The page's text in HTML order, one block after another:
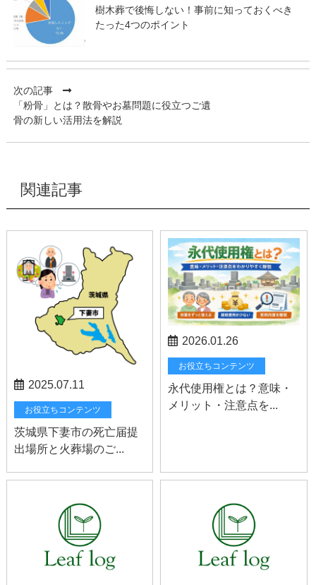
樹木葬で後悔しない！事前に知っておくべき
たった4つのポイント
次の記事
「粉骨」とは？散骨やお墓問題に役立つご遺
骨の新しい活用法を解説
関連記事
2025.07.11
お役立ちコンテンツ
茨城県下妻市の死亡届提
出場所と火葬場のご...
2026.01.26
お役立ちコンテンツ
永代使用権とは？意味・
メリット・注意点を...